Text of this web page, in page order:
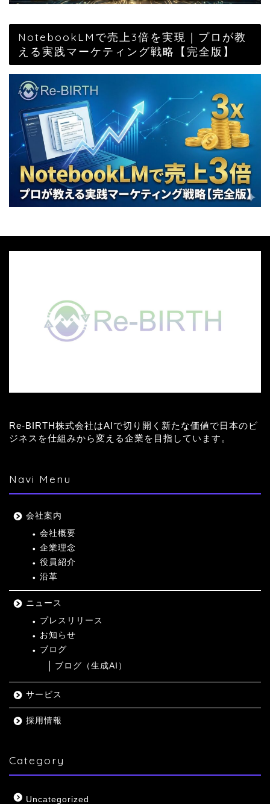
NotebookLMで売上3倍を実現｜プロが教
える実践マーケティング戦略【完全版】
Re-BIRTH株式会社はAIで切り開く新たな価値で日本のビ
ジネスを仕組みから変える企業を目指しています。
Navi Menu
会社案内
会社概要
企業理念
役員紹介
沿革
ニュース
プレスリリース
お知らせ
ブログ
ブログ（生成AI）
サービス
採用情報
Category
Uncategorized